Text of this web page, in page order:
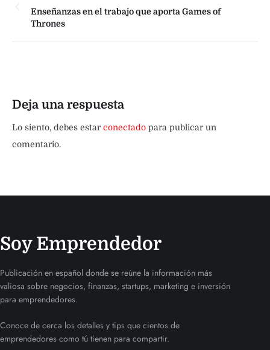
Enseñanzas en el trabajo que aporta Games of
Thrones
Deja una respuesta
Lo siento, debes estarconectado para publicar un
comentario.
Soy Emprendedor
Publicación en español donde se reúne la información más
valiosa sobre negocios, finanzas, startups, marketing e inversión
para emprendedores.
Conoce de cerca los detalles y tips que cientos de
emprendedores como tú tienen para compartir.